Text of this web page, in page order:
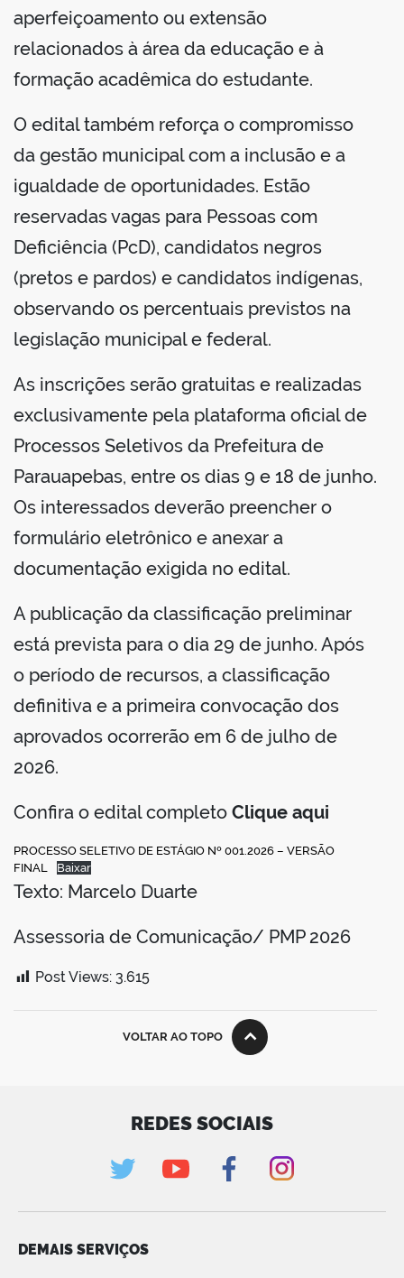
aperfeiçoamento ou extensão
relacionados à área da educação e à
formação acadêmica do estudante.
O edital também reforça o compromisso
da gestão municipal com a inclusão e a
igualdade de oportunidades. Estão
reservadas vagas para Pessoas com
Deficiência (PcD), candidatos negros
(pretos e pardos) e candidatos indígenas,
observando os percentuais previstos na
legislação municipal e federal.
As inscrições serão gratuitas e realizadas
exclusivamente pela plataforma oficial de
Processos Seletivos da Prefeitura de
Parauapebas, entre os dias 9 e 18 de junho.
Os interessados deverão preencher o
formulário eletrônico e anexar a
documentação exigida no edital.
A publicação da classificação preliminar
está prevista para o dia 29 de junho. Após
o período de recursos, a classificação
definitiva e a primeira convocação dos
aprovados ocorrerão em 6 de julho de
2026.
Confira o edital completo Clique aqui
PROCESSO SELETIVO DE ESTÁGIO Nº 001.2026 – VERSÃO
FINAL
Baixar
Texto: Marcelo Duarte
Assessoria de Comunicação/ PMP 2026
Post Views: 3.615
VOLTAR AO TOPO
REDES SOCIAIS
DEMAIS SERVIÇOS